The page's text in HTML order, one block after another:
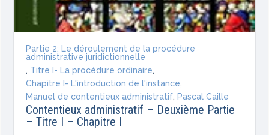
Partie 2: Le déroulement de la procédure
administrative juridictionnelle
, Titre I- La procédure ordinaire,
Chapitre I- L'introduction de l'instance,
Manuel de contentieux administratif, Pascal Caille
Contentieux administratif – Deuxième Partie
– Titre I – Chapitre I